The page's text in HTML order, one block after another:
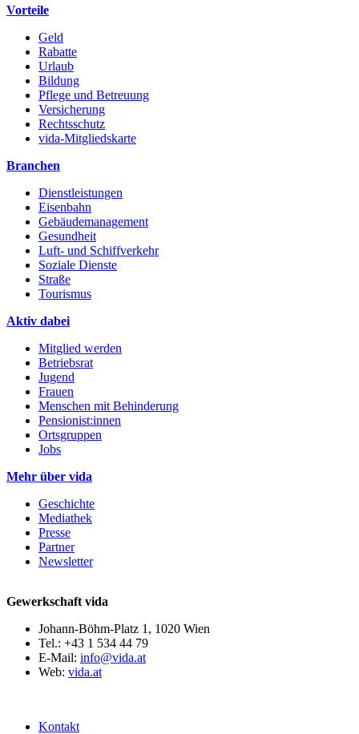
Vorteile
Geld
Rabatte
Urlaub
Bildung
Pflege und Betreuung
Versicherung
Rechtsschutz
vida-Mitgliedskarte
Branchen
Dienstleistungen
Eisenbahn
Gebäudemanagement
Gesundheit
Luft- und Schiffverkehr
Soziale Dienste
Straße
Tourismus
Aktiv dabei
Mitglied werden
Betriebsrat
Jugend
Frauen
Menschen mit Behinderung
Pensionist:innen
Ortsgruppen
Jobs
Mehr über vida
Geschichte
Mediathek
Presse
Partner
Newsletter
Gewerkschaft vida
Johann-Böhm-Platz 1, 1020 Wien
Tel.: +43 1 534 44 79
E-Mail: info@vida.at
Web: vida.at
Kontakt